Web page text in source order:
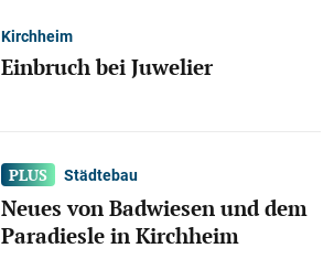
Kirchheim
Einbruch bei Juwelier
Städtebau
Neues von Badwiesen und dem
Paradiesle in Kirchheim